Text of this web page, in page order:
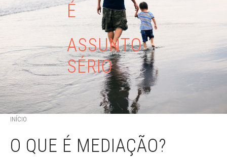
É
ASSUNTO
SÉRIO
INÍCIO
O QUE É MEDIAÇÃO?